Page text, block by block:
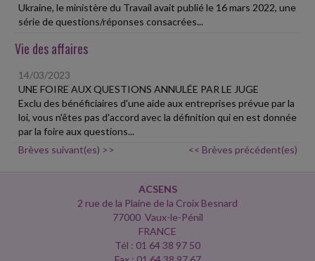
Ukraine, le ministère du Travail avait publié le 16 mars 2022, une
série de questions/réponses consacrées...
Vie des affaires
14/03/2023
UNE FOIRE AUX QUESTIONS ANNULÉE PAR LE JUGE
Exclu des bénéficiaires d'une aide aux entreprises prévue par la
loi, vous n'êtes pas d'accord avec la définition qui en est donnée
par la foire aux questions...
Brèves suivant(es) >>
<< Brèves précédent(es)
ACSENS
2 rue de la Plaine de la Croix Besnard
77000 Vaux-le-Pénil
FRANCE
Tél : 01 64 38 97 50